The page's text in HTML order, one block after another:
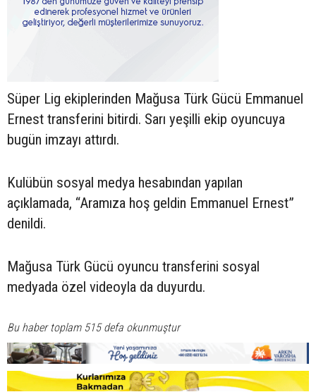
Süper Lig ekiplerinden Mağusa Türk Gücü Emmanuel
Ernest transferini bitirdi. Sarı yeşilli ekip oyuncuya
bugün imzayı attırdı.
Kulübün sosyal medya hesabından yapılan
açıklamada, “Aramıza hoş geldin Emmanuel Ernest”
denildi.
Mağusa Türk Gücü oyuncu transferini sosyal
medyada özel videoyla da duyurdu.
Bu haber toplam 515 defa okunmuştur